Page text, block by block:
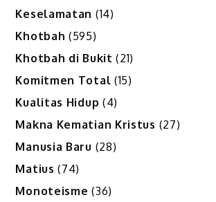
Keselamatan (14)
Khotbah (595)
Khotbah di Bukit (21)
Komitmen Total (15)
Kualitas Hidup (4)
Makna Kematian Kristus (27)
Manusia Baru (28)
Matius (74)
Monoteisme (36)